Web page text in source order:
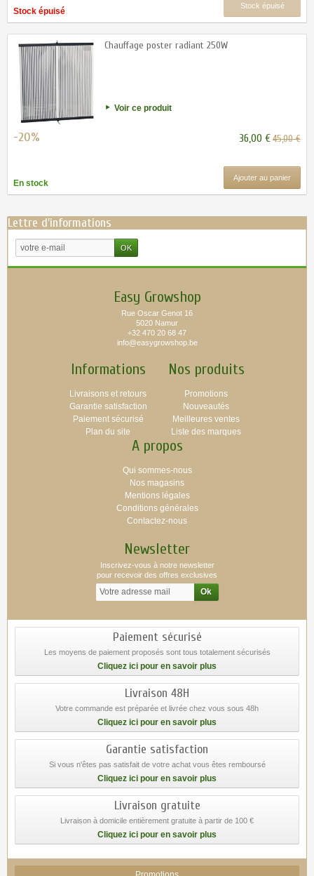
Stock épuisé
Stock épuisé
Chauffage poster radiant 250W
Voir ce produit
-20% 36,00 €45,00 €
En stock
Ajouter au panier
Lettre d'informations
Easy Growshop
Rue Oscar Genot 16
5020 Namur
+32 470 20 68 47
info@easygrowshop.be
Informations
Livraisons et retours
Garantie satisfaction
Paiement sécurisé
Plan du site
Nos produits
Promotions
Nouveautés
Meilleures ventes
Liste des marques
A propos
Qui sommes-nous
Nos magasins
Mentions légales
Conditions générales
Contactez-nous
Newsletter
Inscrivez-vous à notre newsletter
pour recevoir des offres exclusives
Paiement sécurisé
Les moyens de paiement proposés sont tous totalement sécurisés
Cliquez ici pour en savoir plus
Livraison 48H
Votre commande est préparée et livrée chez vous sous 48h
Cliquez ici pour en savoir plus
Garantie satisfaction
Si vous n'êtes pas satisfait de votre achat vous êtes remboursé
Cliquez ici pour en savoir plus
Livraison gratuite
Livraison à domicile entièrement gratuite à partir de 100 €
Cliquez ici pour en savoir plus